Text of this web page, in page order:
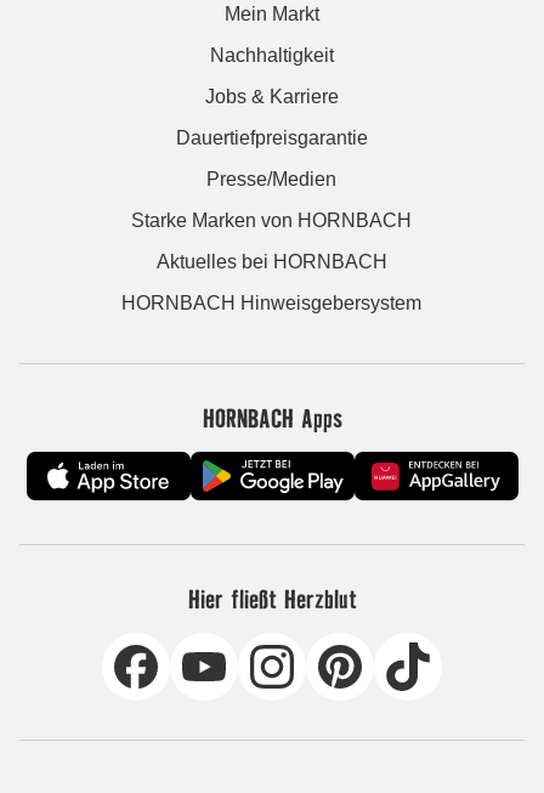
Mein Markt
Nachhaltigkeit
Jobs & Karriere
Dauertiefpreisgarantie
Presse/Medien
Starke Marken von HORNBACH
Aktuelles bei HORNBACH
HORNBACH Hinweisgebersystem
HORNBACH Apps
Hier fließt Herzblut